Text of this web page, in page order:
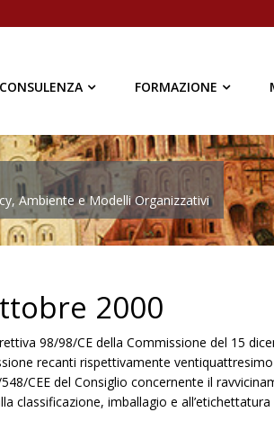
CONSULENZA FORMAZIONE
Ambiente e Modelli Organizzativi
2000
98/98/CE della Commissione del 15
recanti rispettivamente
CEE del Consiglio concernente il
classificazione, imballagio e all’etichettatura